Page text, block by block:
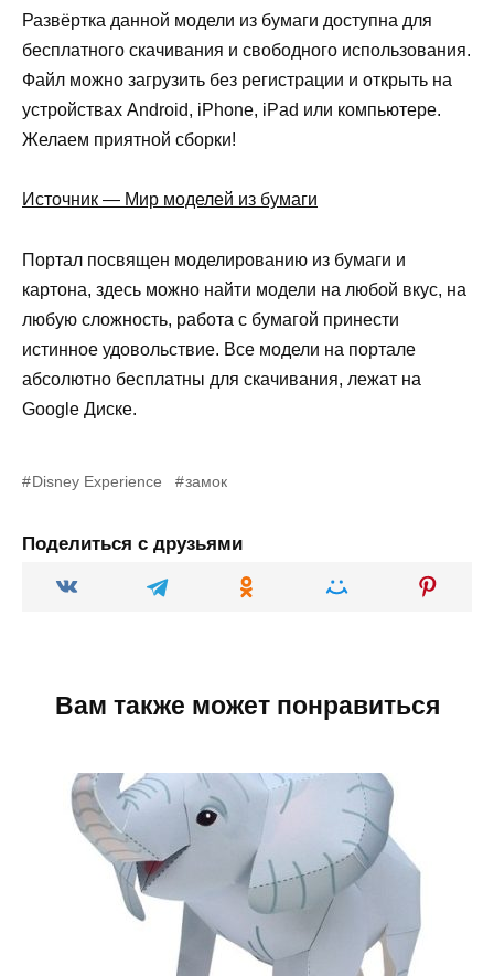
Развёртка данной модели из бумаги доступна для
бесплатного скачивания и свободного использования.
Файл можно загрузить без регистрации и открыть на
устройствах Android, iPhone, iPad или компьютере.
Желаем приятной сборки!
Источник — Мир моделей из бумаги
Портал посвящен моделированию из бумаги и
картона, здесь можно найти модели на любой вкус, на
любую сложность, работа с бумагой принести
истинное удовольствие. Все модели на портале
абсолютно бесплатны для скачивания, лежат на
Google Диске.
Disney Experience замок
Поделиться с друзьями
Вам также может понравиться